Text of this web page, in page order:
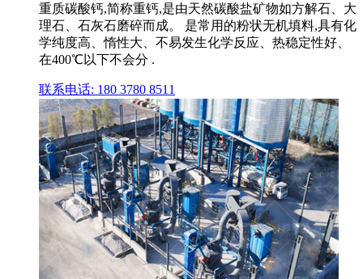
重质碳酸钙,简称重钙,是由天然碳酸盐矿物如方解石、大
理石、石灰石磨碎而成。 是常用的粉状无机填料,具有化
学纯度高、惰性大、不易发生化学反应、热稳定性好、
在400℃以下不会分 .
联系电话: 180 3780 8511